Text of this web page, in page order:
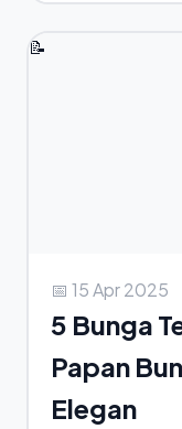
📝
📅 15 Apr 2025
5 Bunga
Papan
Elegan